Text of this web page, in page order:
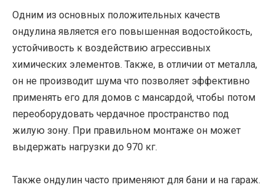
Одним из основных положительных качеств
ондулина является его повышенная водостойкость,
устойчивость к воздействию агрессивных
химических элементов. Также, в отличии от металла,
он не производит шума что позволяет эффективно
применять его для домов с мансардой, чтобы потом
переоборудовать чердачное пространство под
жилую зону. При правильном монтаже он может
выдержать нагрузки до 970 кг.
Также ондулин часто применяют для бани и на гараж.